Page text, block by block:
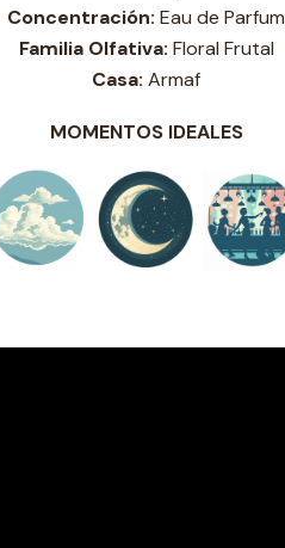
Concentración: Eau de Parfum
Familia Olfativa: Floral Frutal
Casa: Armaf
MOMENTOS IDEALES